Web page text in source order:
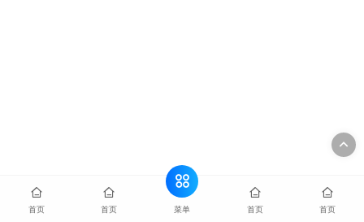
首页 首页 菜单 首页 首页